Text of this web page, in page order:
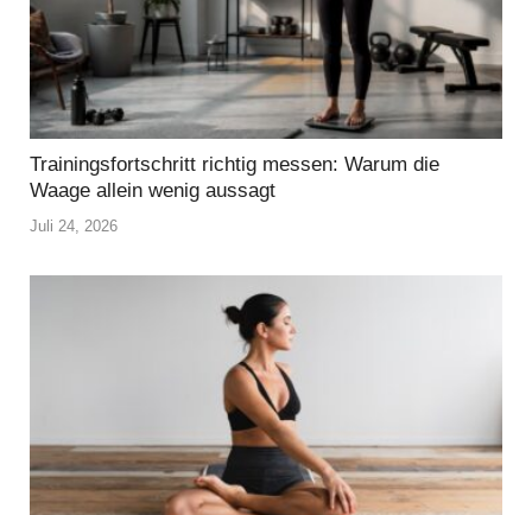
Trainingsfortschritt richtig messen: Warum die
Waage allein wenig aussagt
Juli 24, 2026